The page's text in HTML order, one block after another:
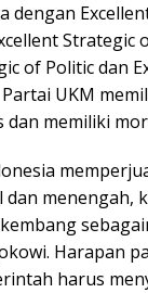
dengan
Strategic
of Politic dan
UKM
dan memiliki
dan menengah,
Harapan
harus